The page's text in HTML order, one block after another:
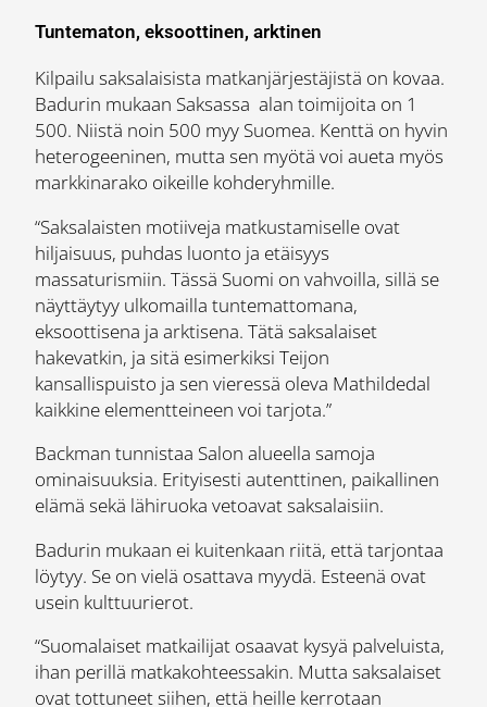
Tuntematon, eksoottinen, arktinen
Kilpailu saksalaisista matkanjärjestäjistä on kovaa.
Badurin mukaan Saksassa alan toimijoita on 1
500. Niistä noin 500 myy Suomea. Kenttä on hyvin
heterogeeninen, mutta sen myötä voi aueta myös
markkinarako oikeille kohderyhmille.
“Saksalaisten motiiveja matkustamiselle ovat
hiljaisuus, puhdas luonto ja etäisyys
massaturismiin. Tässä Suomi on vahvoilla, sillä se
näyttäytyy ulkomailla tuntemattomana,
eksoottisena ja arktisena. Tätä saksalaiset
hakevatkin, ja sitä esimerkiksi Teijon
kansallispuisto ja sen vieressä oleva Mathildedal
kaikkine elementteineen voi tarjota.”
Backman tunnistaa Salon alueella samoja
ominaisuuksia. Erityisesti autenttinen, paikallinen
elämä sekä lähiruoka vetoavat saksalaisiin.
Badurin mukaan ei kuitenkaan riitä, että tarjontaa
löytyy. Se on vielä osattava myydä. Esteenä ovat
usein kulttuurierot.
“Suomalaiset matkailijat osaavat kysyä palveluista,
ihan perillä matkakohteessakin. Mutta saksalaiset
ovat tottuneet siihen, että heille kerrotaan